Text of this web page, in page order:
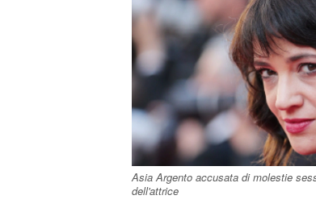
Asia Argento accusata di molestie
dell'attrice